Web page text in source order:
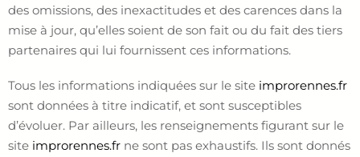
des omissions, des inexactitudes et des carences dans la
mise à jour, qu’elles soient de son fait ou du fait des tiers
partenaires qui lui fournissent ces informations.
Tous les informations indiquées sur le site improrennes.fr
sont données à titre indicatif, et sont susceptibles
d’évoluer. Par ailleurs, les renseignements figurant sur le
site improrennes.fr ne sont pas exhaustifs. Ils sont donnés